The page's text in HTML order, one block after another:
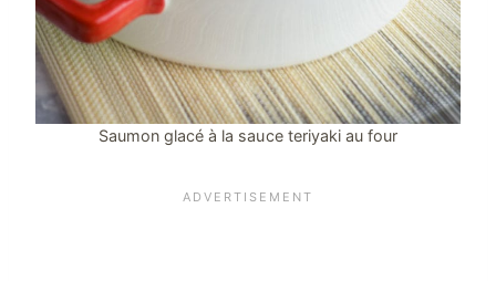
Saumon glacé à la sauce teriyaki au four